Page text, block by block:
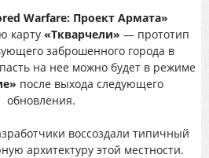
Warfare: Проект Армата»
карту «Ткварчели» — прототип
заброшенного города в
на нее можно будет в режиме
после выхода следующего
обновления.
воссоздали типичный
архитектуру этой местности.